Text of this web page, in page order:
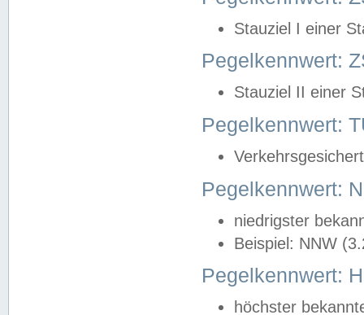
Stauziel I einer
Pegelkennwert:
Stauziel II einer
Pegelkennwert:
Pegelkennwert:
niedrigster
Beispiel: NNW
Pegelkennwert:
höchster